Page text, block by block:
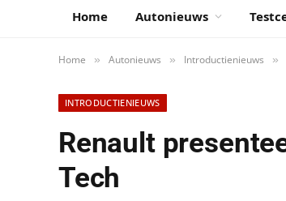
Home Autonieuws
Home » Autonieuws » Introductienieuws »
INTRODUCTIENIEUWS
Renault
Tech